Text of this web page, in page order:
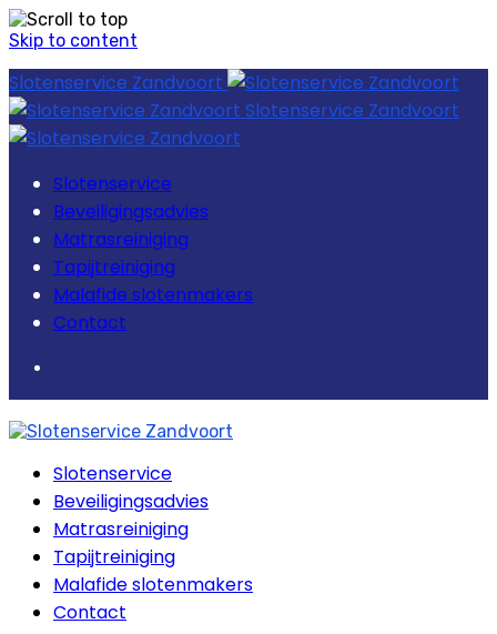
Skip to content
Slotenservice Zandvoort
Slotenservice Zandvoort
Slotenservice
Beveiligingsadvies
Matrasreiniging
Tapijtreiniging
Malafide slotenmakers
Contact
Slotenservice
Beveiligingsadvies
Matrasreiniging
Tapijtreiniging
Malafide slotenmakers
Contact